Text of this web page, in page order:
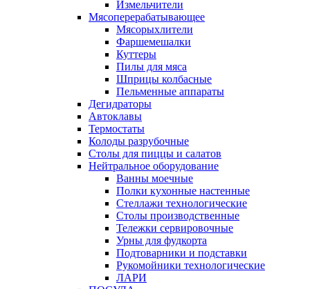
Измельчители
Мясоперерабатывающее
Мясорыхлители
Фаршемешалки
Куттеры
Пилы для мяса
Шприцы колбасные
Пельменные аппараты
Дегидраторы
Автоклавы
Термостаты
Колоды разрубочные
Столы для пиццы и салатов
Нейтральное оборудование
Ванны моечные
Полки кухонные настенные
Стеллажи технологические
Столы производственные
Тележки сервировочные
Урны для фудкорта
Подтоварники и подставки
Рукомойники технологические
ЛАРИ